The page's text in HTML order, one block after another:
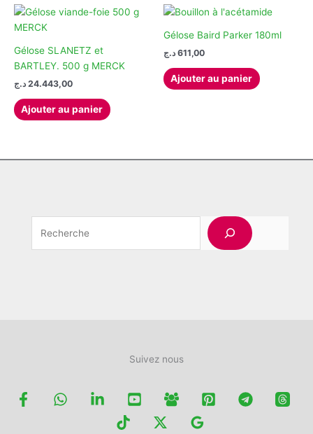
variations.
peuvent
du
Gélose SLANETZ et
BARTLEY. 500 g MERCK
24.443,00 د.ج
Ajouter au panier
Gélose Baird Parker 180ml
611,00 د.ج
Ajouter au panier
Rechercher
Suivez nous